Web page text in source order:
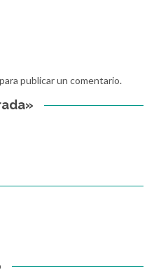
para publicar un comentario.